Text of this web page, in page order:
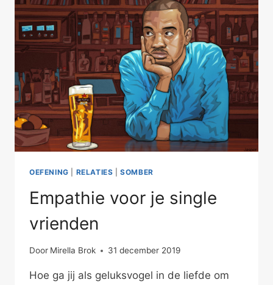
OEFENING RELATIES |SOMBER
Empathie voor je single
vrienden
Door Mirella Brok 31 december 2019
Hoe ga jij als geluksvogel in de liefde om